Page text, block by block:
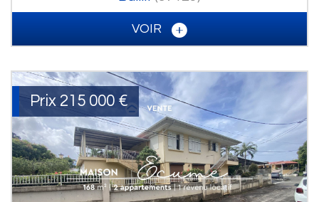
VOIR
Prix 215 000 €